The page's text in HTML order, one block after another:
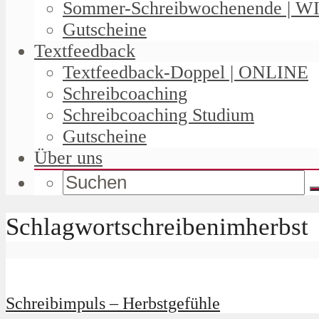
Sommer-Schreibwochenende |
Gutscheine
Textfeedback
Textfeedback-Doppel | ONLINE
Schreibcoaching
Schreibcoaching Studium
Gutscheine
Über uns
Schlagwortschreibenimherbst
Schreibimpuls – Herbstgefühle